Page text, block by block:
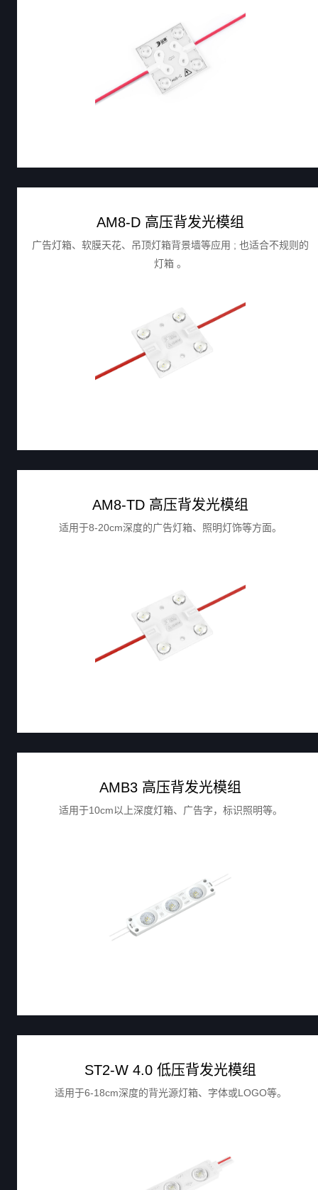
AM8-D 高压背发光模组
广告灯箱、软膜天花、吊顶灯箱背景墙等应用 ; 也适合不规则的
灯箱 。
AM8-TD 高压背发光模组
适用于8-20cm深度的广告灯箱、照明灯饰等方面。
AMB3 高压背发光模组
适用于10cm以上深度灯箱、广告字，标识照明等。
ST2-W 4.0 低压背发光模组
适用于6-18cm深度的背光源灯箱、字体或LOGO等。